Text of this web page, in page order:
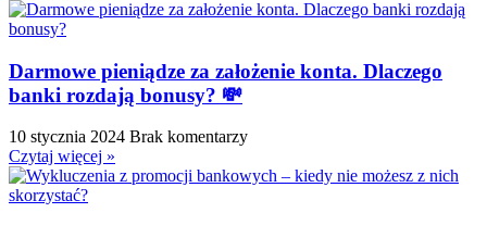
Darmowe pieniądze za założenie konta. Dlaczego
banki rozdają bonusy? 💸
10 stycznia 2024 Brak komentarzy
Czytaj więcej »